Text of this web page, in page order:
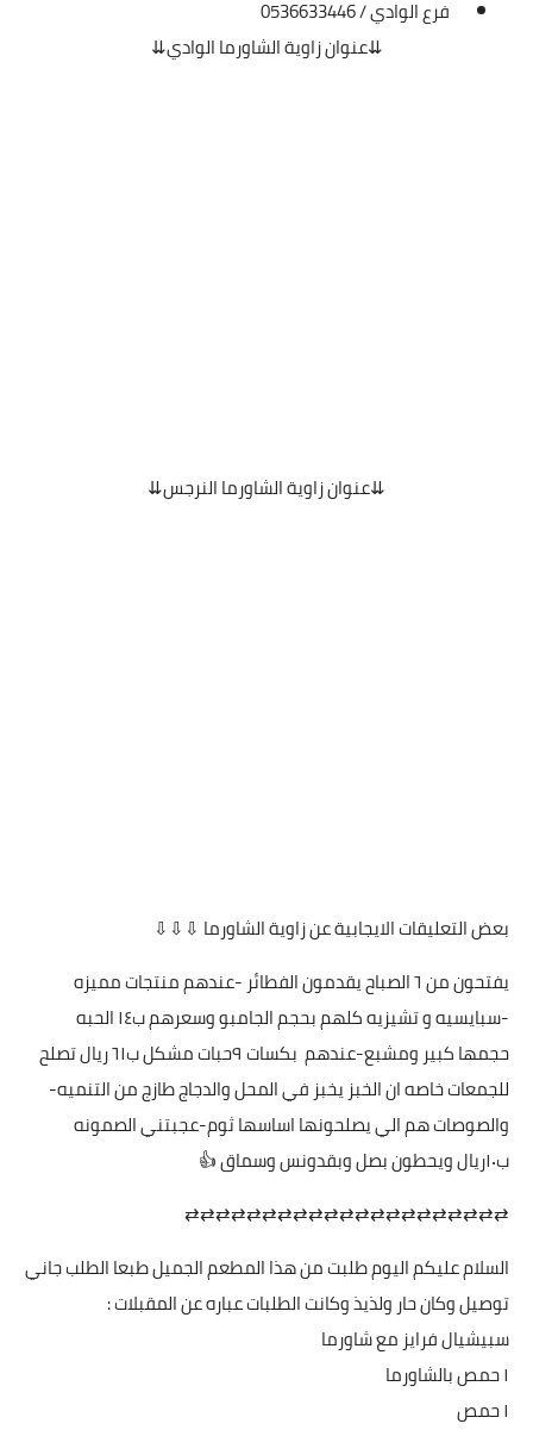
فرع الوادي / 0536633446
⇊عنوان زاوية الشاورما الوادي⇊
⇊عنوان زاوية الشاورما النرجس⇊
بعض التعليقات الايجابية عن زاوية الشاورما ⇩⇩⇩
يفتحون من ٦ الصباح يقدمون الفطائر -عندهم منتجات مميزه
-سبايسيه و تشيزيه كلهم بحجم الجامبو وسعرهم ب١٤ الحبه
حجمها كبير ومشبع-عندهم بكسات ٩حبات مشكل ب٦١ ريال تصلح
للجمعات خاصه ان الخبز يخبز في المحل والدجاج طازج من التنميه-
والصوصات هم الي يصلحونها اساسها ثوم-عجبتني الصمونه
ب١٠ريال ويحطون بصل وبقدونس وسماق 👍
⇄⇄⇄⇄⇄⇄⇄⇄⇄⇄⇄⇄⇄⇄⇄⇄⇄⇄⇄⇄⇄
السلام عليكم اليوم طلبت من هذا المطعم الجميل طبعا الطلب جاني
توصيل وكان حار ولذيذ وكانت الطلبات عباره عن المقبلات :
سبيشيال فرايز مع شاورما
١ حمص بالشاورما
١ حمص